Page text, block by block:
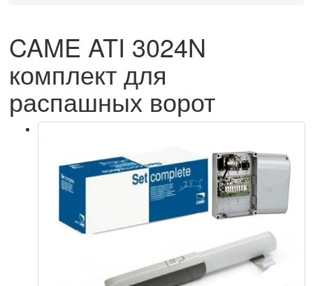
CAME ATI 3024N
комплект для
распашных ворот